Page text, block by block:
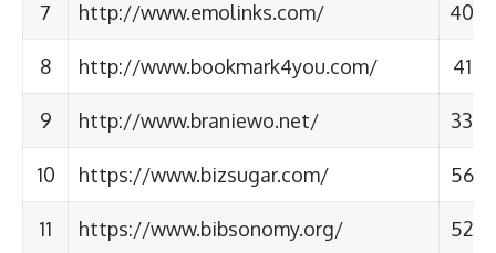
7 http://www.emolinks.com/ 40
8 http://www.bookmark4you.com/ 41
9 http://www.braniewo.net/ 33
10 https://www.bizsugar.com/ 56
11 https://www.bibsonomy.org/ 52